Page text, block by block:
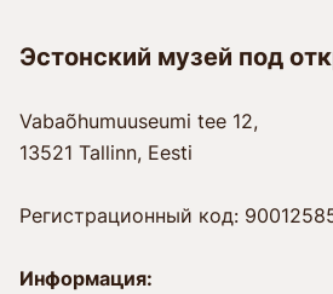
Эстонский музей под
Vabaõhumuuseumi tee 12,
13521 Tallinn, Eesti
Регистрационный код:
Информация: